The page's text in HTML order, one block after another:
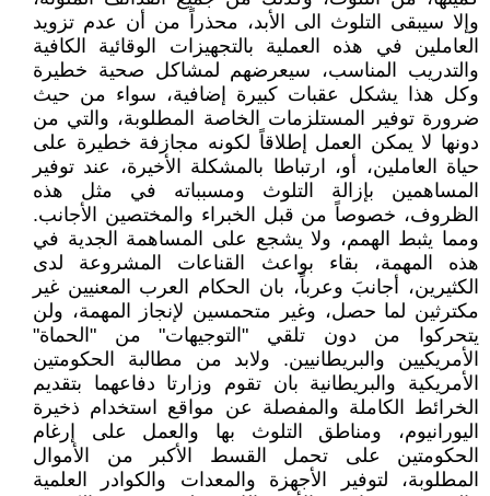
وإلا سيبقى التلوث الى الأبد، محذراً من أن عدم تزويد
العاملين في هذه العملية بالتجهيزات الوقائية الكافية
والتدريب المناسب، سيعرضهم لمشاكل صحية خطيرة
وكل هذا يشكل عقبات كبيرة إضافية، سواء من حيث
ضرورة توفير المستلزمات الخاصة المطلوبة، والتي من
دونها لا يمكن العمل إطلاقاً لكونه مجازفة خطيرة على
حياة العاملين، أو، ارتباطا بالمشكلة الأخيرة، عند توفير
المساهمين بإزالة التلوث ومسبباته في مثل هذه
الظروف، خصوصاً من قبل الخبراء والمختصين الأجانب.
ومما يثبط الهمم، ولا يشجع على المساهمة الجدية في
هذه المهمة، بقاء بواعث القناعات المشروعة لدى
الكثيرين، أجانبَ وعرباً، بان الحكام العرب المعنيين غير
مكترثين لما حصل، وغير متحمسين لإنجاز المهمة، ولن
يتحركوا من دون تلقي "التوجيهات" من "الحماة"
الأمريكيين والبريطانيين. ولابد من مطالبة الحكومتين
الأمريكية والبريطانية بان تقوم وزارتا دفاعهما بتقديم
الخرائط الكاملة والمفصلة عن مواقع استخدام ذخيرة
اليورانيوم، ومناطق التلوث بها والعمل على إرغام
الحكومتين على تحمل القسط الأكبر من الأموال
المطلوبة، لتوفير الأجهزة والمعدات والكوادر العلمية